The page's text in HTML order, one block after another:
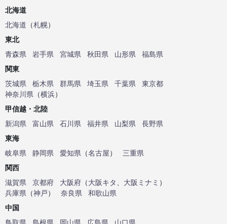
北海道
北海道 （札幌）
東北
青森県
岩手県 宮城県 秋田県 山形県
福島県
関東
茨城県
栃木県 群馬県 埼玉県 千葉県
東京都
神奈川県 （横浜）
甲信越・北陸
新潟県
富山県 石川県 福井県 山梨県
長野県
東海
岐阜県
静岡県 愛知県 （名古屋）
三重県
関西
滋賀県
京都府 大阪府 （大阪キタ 大阪ミナミ ）
兵庫県 （神戸） 奈良県
和歌山県
中国
鳥取県
島根県 岡山県 広島県
山口県